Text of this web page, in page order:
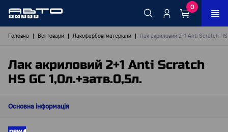
0
Головна Всі товари Лакофарбові матеріали Лак акриловий 2+1 Anti Scratch
Лак акриловий 2+1 Anti Scratch
HS GC 1,0л.+затв.0,5л.
Основна інформація